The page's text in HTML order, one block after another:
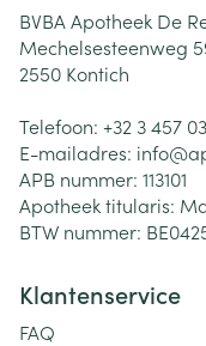
BVBA Apotheek De
Mechelsesteenweg
2550 Kontich
Telefoon: +32 3 457
E-mailadres: info@
APB nummer: 113101
Apotheek titularis:
BTW nummer:
Klantenservice
FAQ